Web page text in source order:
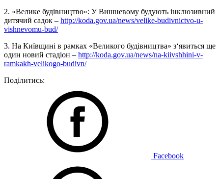
2. «Велике будівництво»: У Вишневому будують інклюзивний
дитячий садок – http://koda.gov.ua/news/velike-budivnictvo-u-
vishnevomu-bud/
3. На Київщині в рамках «Великого будівництва» з‘явиться ще
один новий стадіон – http://koda.gov.ua/news/na-kiivshhini-v-
ramkakh-velikogo-budivn/
Поділитись:
Facebook